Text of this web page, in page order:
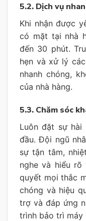
5.2. Dịch vụ
Khi nhận được
có mặt tại nhà
đến 30 phút.
hẹn và xử lý
nhanh chóng,
của nhà hàng.
5.3. Chăm sóc
Luôn đặt sự hài
đầu. Đội ngũ
sự tận tâm,
nghe và hiểu rõ
quyết mọi thắc
chóng và hiệu
trợ và đáp ứng
trình bảo trì máy